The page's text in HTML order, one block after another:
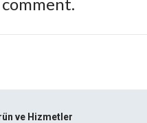
ve Hizmetler